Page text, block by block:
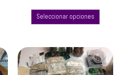
Seleccionar opciones